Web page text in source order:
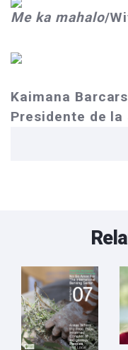
​Me ka mahalo/
Kaimana
Presidente de